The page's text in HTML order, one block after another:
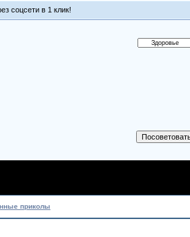
соцсети в 1 клик!
приколы